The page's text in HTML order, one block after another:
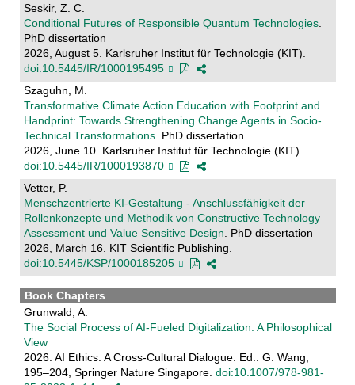
Seskir, Z. C.
Conditional Futures of Responsible Quantum Technologies.
PhD dissertation
2026, August 5. Karlsruher Institut für Technologie (KIT).
doi:10.5445/IR/1000195495
Szaguhn, M.
Transformative Climate Action Education with Footprint and
Handprint: Towards Strengthening Change Agents in Socio-
Technical Transformations. PhD dissertation
2026, June 10. Karlsruher Institut für Technologie (KIT).
doi:10.5445/IR/1000193870
Vetter, P.
Menschzentrierte KI-Gestaltung - Anschlussfähigkeit der
Rollenkonzepte und Methodik von Constructive Technology
Assessment und Value Sensitive Design . PhD dissertation
2026, March 16. KIT Scientific Publishing.
doi:10.5445/KSP/1000185205
Book Chapters
Grunwald, A.
The Social Process of AI-Fueled Digitalization: A Philosophical
View
2026. AI Ethics: A Cross-Cultural Dialogue. Ed.: G. Wang,
195–204, Springer Nature Singapore. doi:10.1007/978-981-